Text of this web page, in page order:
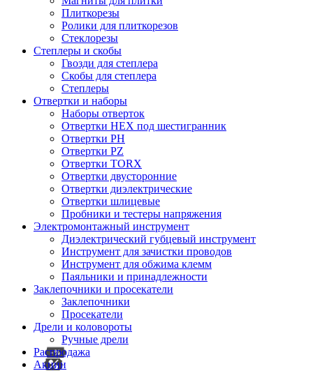
Плиткорезы
Ролики для плиткорезов
Стеклорезы
Степлеры и скобы
Гвозди для степлера
Скобы для степлера
Степлеры
Отвертки и наборы
Наборы отверток
Отвертки HEX под шестигранник
Отвертки PH
Отвертки PZ
Отвертки TORX
Отвертки двусторонние
Отвертки диэлектрические
Отвертки шлицевые
Пробники и тестеры напряжения
Электромонтажный инструмент
Диэлектрический губцевый инструмент
Инструмент для зачистки проводов
Инструмент для обжима клемм
Паяльники и принадлежности
Заклепочники и просекатели
Заклепочники
Просекатели
Дрели и коловороты
Ручные дрели
Распродажа
Акции